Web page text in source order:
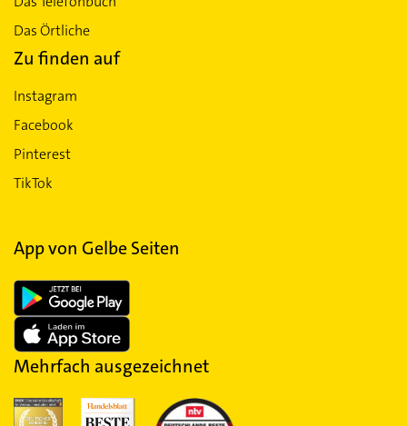
Das Örtliche
Zu finden auf
Instagram
Facebook
Pinterest
TikTok
App von Gelbe Seiten
Mehrfach ausgezeichnet